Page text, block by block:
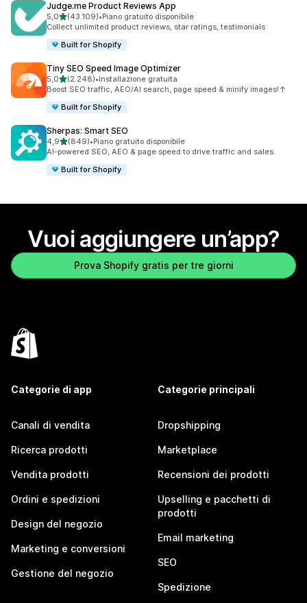
Judge.me Product Reviews App
5,0stelle su 5
(43.109)
43109 recensioni totali
•Piano gratuito disponibile
Collect unlimited product reviews, star ratings, testimonials
Built for Shopify
Tiny SEO Speed Image Optimizer
5,0stelle su 5
(2.248)
2248 recensioni totali
•Installazione gratuita
Boost SEO traffic, AEO/AI search, page speed & minify images!↑
Built for Shopify
Sherpas: Smart SEO
4,9stelle su 5
(849)
849 recensioni totali
•Piano gratuito disponibile
AI-powered SEO, AEO & page speed to drive traffic and sales.
Built for Shopify
Vuoi aggiungere un’app?
Prova Shopify gratis per tre giorni
Categorie di app
Canali di vendita
Ricerca prodotti
Vendita prodotti
Ordini e spedizioni
Design del negozio
Marketing e conversioni
Gestione del negozio
Categorie principali
Dropshipping
Marketplace
Recensioni dei prodotti
Upselling e pacchetti di
prodotti
Email marketing
SEO
Spedizione